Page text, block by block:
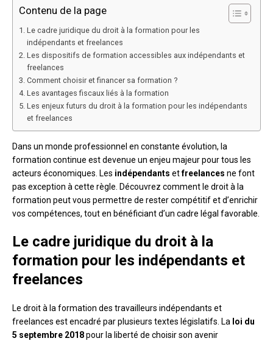
Contenu de la page
Le cadre juridique du droit à la formation pour les
indépendants et freelances
Les dispositifs de formation accessibles aux indépendants et
freelances
Comment choisir et financer sa formation ?
Les avantages fiscaux liés à la formation
Les enjeux futurs du droit à la formation pour les indépendants
et freelances
Dans un monde professionnel en constante évolution, la
formation continue est devenue un enjeu majeur pour tous les
acteurs économiques. Les indépendants etfreelances ne font
pas exception à cette règle. Découvrez comment le droit à la
formation peut vous permettre de rester compétitif et d’enrichir
vos compétences, tout en bénéficiant d’un cadre légal favorable.
Le cadre juridique du droit à la
formation pour les indépendants et
freelances
Le droit à la formation des travailleurs indépendants et
freelances est encadré par plusieurs textes législatifs. La loi du
5 septembre 2018pour la liberté de choisir son avenir